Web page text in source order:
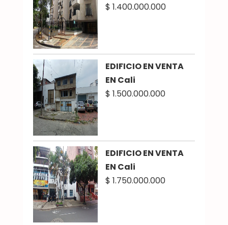
$ 1.400.000.000
EDIFICIO EN VENTA
EN Cali
$ 1.500.000.000
EDIFICIO EN VENTA
EN Cali
$ 1.750.000.000